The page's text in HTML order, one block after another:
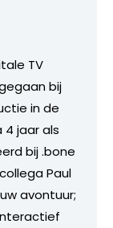
TV
bij
in de
4 jaar als
bij .bone
Paul
avontuur;